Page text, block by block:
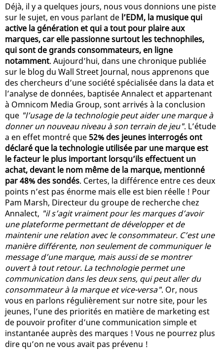
Déjà, il y a quelques jours, nous vous donnions une piste
sur le sujet, en vous parlant de l’EDM, la musique qui
active la génération et qui a tout pour plaire aux
marques, car elle passionne surtout les technophiles,
qui sont de grands consommateurs, en ligne
notamment. Aujourd’hui, dans une chronique publiée
sur le blog du Wall Street Journal, nous apprenons que
des chercheurs d’une société spécialisée dans la data et
l’analyse de données, baptisée Annalect et appartenant
à Omnicom Media Group, sont arrivés à la conclusion
que "l’usage de la technologie peut aider une marque à
donner un nouveau niveau à son terrain de jeu". L’étude
a en effet montré que 52% des jeunes interrogés ont
déclaré que la technologie utilisée par une marque est
le facteur le plus important lorsqu’ils effectuent un
achat, devant le nom même de la marque, mentionné
par 48% des sondés. Certes, la différence entre ces deux
points n’est pas énorme mais elle est bien réelle ! Pour
Pam Marsh, Directeur du groupe de recherche chez
Annalect, "il s’agit vraiment pour les marques d’avoir
une plateforme permettant de développer et de
maintenir une relation avec le consommateur. C’est une
manière différente, non seulement de communiquer le
message d’une marque, mais aussi de se montrer
ouvert à tout retour. La technologie permet une
communication dans les deux sens, qui peut aller du
consommateur à la marque et vice-versa". Or, nous
vous en parlons régulièrement sur notre site, pour les
jeunes, l’une des priorités en matière de marketing est
de pouvoir profiter d’une communication simple et
instantanée auprès des marques ! Vous ne pourrez plus
dire qu’on ne vous avait pas prévenu !